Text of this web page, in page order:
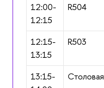
12:00-
12:15
R504
12:15-
13:15
R503
13:15-
Столовая